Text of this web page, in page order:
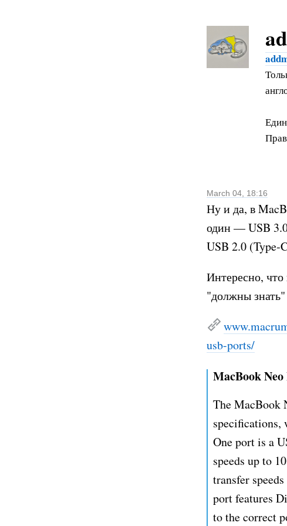
March 04, 18:16
Ну и да, в
один — USB
USB 2.0
Интересно,
"должны
usb-ports/
MacBook
The MacBook
specifications,
One port is a
speeds up to
transfer
port features
to the correct